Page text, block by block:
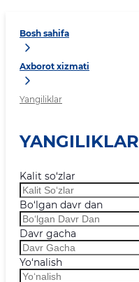
Bosh sahifa
Axborot xizmati
Yangiliklar
YANGILIKLAR
Kalit so‘zlar
Bo‘lgan davr dan
Davr gacha
Yo‘nalish